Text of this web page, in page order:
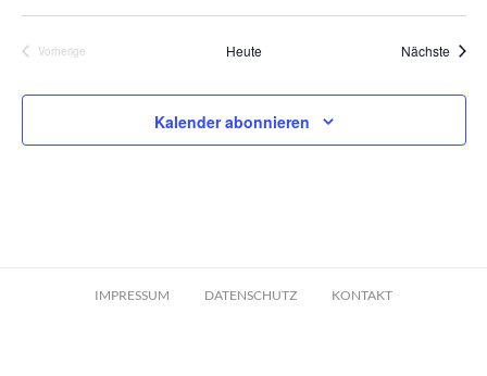
Vorherige
Heute Nächste
Kalender abonnieren
IMPRESSUM DATENSCHUTZ KONTAKT